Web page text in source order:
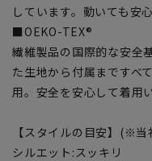
しています。動いても安
■OEKO-TEX®
繊維製品の国際的な安全
た生地から付属まですべ
用。安全を安心して着用
【スタイルの目安】(※当
シルエット:スッキリ